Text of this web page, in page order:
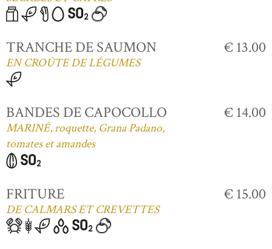
TRANCHE DE SAUMON
EN CROÛTE DE LÉGUMES
€ 13.00
BANDES DE CAPOCOLLO
MARINÉ, roquette, Grana Padano,
tomates et amandes
€ 14.00
FRITURE
DE CALMARS ET CREVETTES
€ 15.00